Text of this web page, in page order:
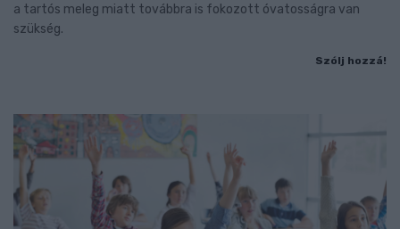
a tartós meleg miatt továbbra is fokozott óvatosságra van
szükség.
Szólj hozzá!